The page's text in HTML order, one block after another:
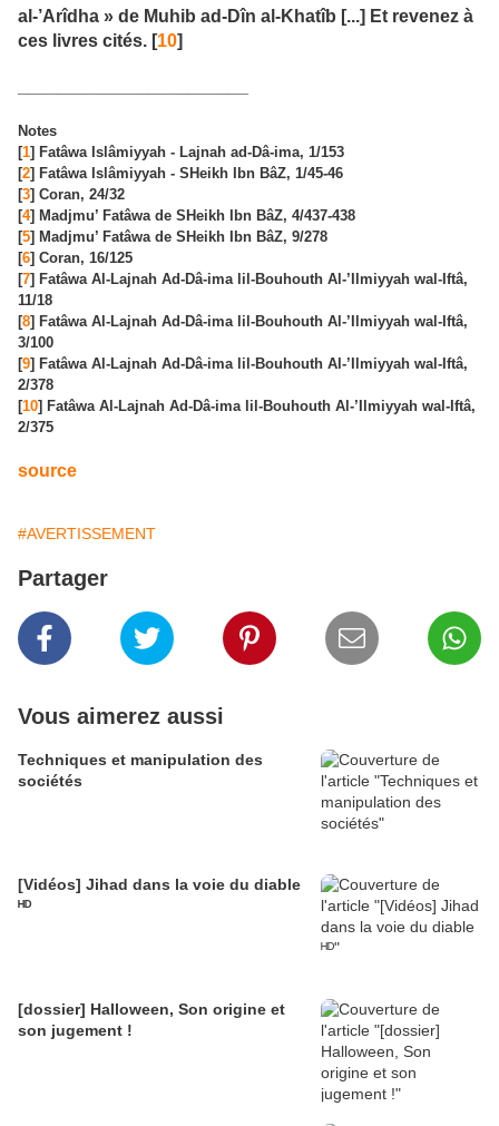
al-’Arîdha » de Muhib ad-Dîn al-Khatîb [...] Et revenez à
ces livres cités. [10]
Notes
[1] Fatâwa Islâmiyyah - Lajnah ad-Dâ-ima, 1/153
[2] Fatâwa Islâmiyyah - SHeikh Ibn BâZ, 1/45-46
[3] Coran, 24/32
[4] Madjmu’ Fatâwa de SHeikh Ibn BâZ, 4/437-438
[5] Madjmu’ Fatâwa de SHeikh Ibn BâZ, 9/278
[6] Coran, 16/125
[7] Fatâwa Al-Lajnah Ad-Dâ-ima lil-Bouhouth Al-’Ilmiyyah wal-Iftâ,
11/18
[8] Fatâwa Al-Lajnah Ad-Dâ-ima lil-Bouhouth Al-’Ilmiyyah wal-Iftâ,
3/100
[9] Fatâwa Al-Lajnah Ad-Dâ-ima lil-Bouhouth Al-’Ilmiyyah wal-Iftâ,
2/378
[10] Fatâwa Al-Lajnah Ad-Dâ-ima lil-Bouhouth Al-’Ilmiyyah wal-Iftâ,
2/375
source
#AVERTISSEMENT
Partager
Vous aimerez aussi
Techniques et manipulation des
sociétés
[Vidéos] Jihad dans la voie du diable
ᴴᴰ
[dossier] Halloween, Son origine et
son jugement !